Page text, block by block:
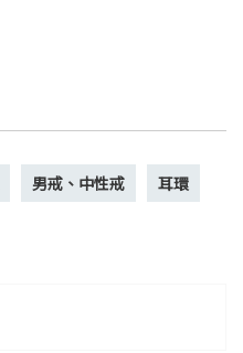
男戒、中性戒 耳環